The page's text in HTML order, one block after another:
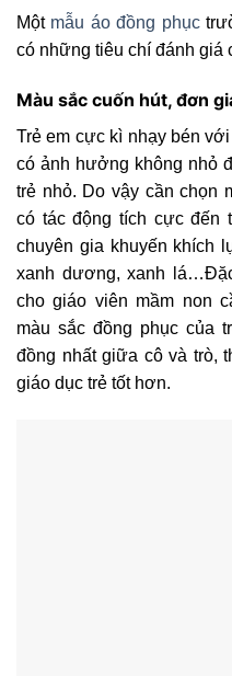
Một mẫu áo đồng phục
có những tiêu chí đánh giá
Màu sắc cuốn hút, đơn
Trẻ em cực kì nhạy bén
có ảnh hưởng không nhỏ
trẻ nhỏ. Do vậy cần chọn
có tác động tích cực đến
chuyên gia khuyến khích
xanh dương, xanh
cho giáo viên mầm non
màu sắc đồng phục của
đồng nhất giữa cô và trò,
giáo dục trẻ tốt hơn.